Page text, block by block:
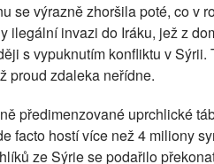
se výrazně zhoršila poté, co v
ilegální invazi do Iráku, jež z
s vypuknutím konfliktu v
proud zdaleka neřídne.
předimenzované uprchlické
facto hostí více než 4 miliony
ze Sýrie se podařilo